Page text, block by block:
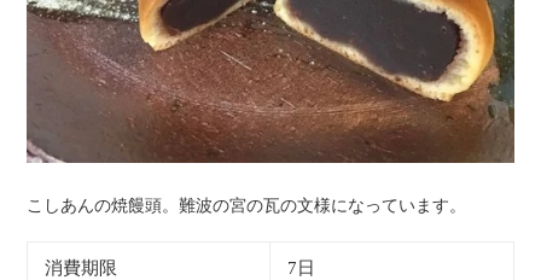
こしあんの焼饅頭。難波の宮の瓦の文様になっています。
消費期限 7日